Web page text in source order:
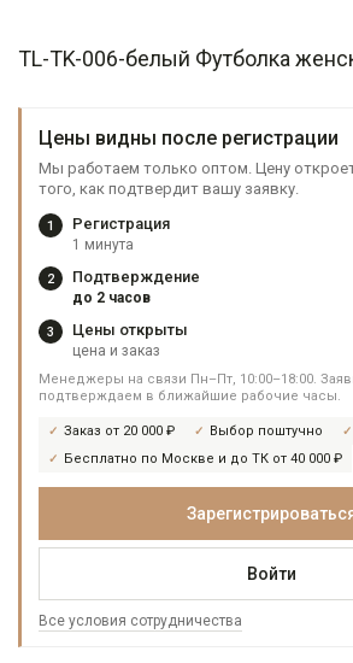
TL-TK-006-белый Футболка
Цены видны после регистрации
Мы работаем только оптом. Цену
того, как подтвердит вашу заявку.
1 Регистрация
1 минута
2 Подтверждение
до 2 часов
3 Цены открыты
цена и заказ
Менеджеры на связи Пн–Пт, 10:00–18:00.
подтверждаем в ближайшие рабочие часы.
Заказ от 20 000 ₽ Выбор поштучно
Бесплатно по Москве и до ТК от 40 000 ₽
Войти
Все условия сотрудничества